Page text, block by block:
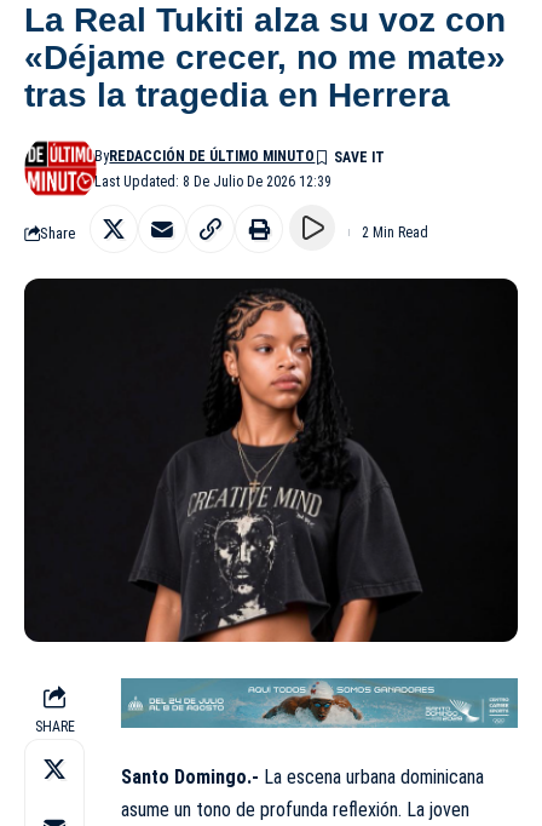
La Real Tukiti alza su voz con
«Déjame crecer, no me mate»
tras la tragedia en Herrera
Last Updated: 8 De Julio De 2026 12:39
ByREDACCIÓN DE ÚLTIMO MINUTO
Share 2 Min Read
SHARE
Santo Domingo.- La escena urbana dominicana
asume un tono de profunda reflexión. La joven